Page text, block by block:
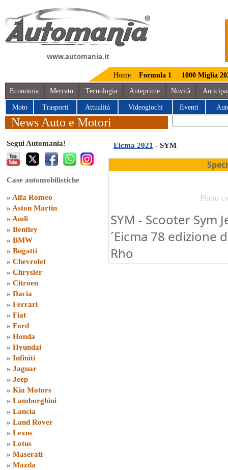
www.automania.it
Home Formula 1 1000 Miglia
Economia Mercato Tecnologia Anteprime Novità
Moto Trasporti Attualità Videogiochi Eventi
News Auto e Motori
Segui Automania!
Case automobilistiche
» Alfa Romeo
» Aston Martin
» Audi
» Bentley
» BMW
» Bugatti
» Chevrolet
» Chrysler
» Citroen
» Dacia
» Ferrari
» Fiat
» Ford
» Honda
» Hyundai
» Infiniti
» Jaguar
» Jeep
» Kia Motors
» Lamborghini
» Lancia
» Land Rover
» Lexus
» Lotus
» Maserati
» Mazda
Eicma 2021 - SYM
Photo
SYM - Scooter Sym
´Eicma 78 edizione
Rho